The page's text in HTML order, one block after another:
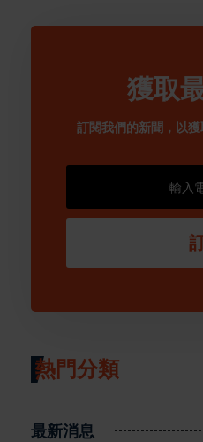
獲取
訂閱我們的新聞，以獲
熱門分類
最新消息